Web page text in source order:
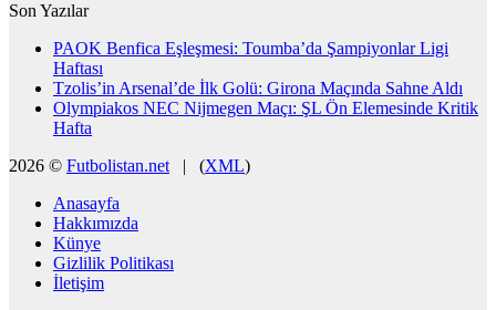
Son Yazılar
PAOK Benfica Eşleşmesi: Toumba’da Şampiyonlar Ligi
Haftası
Tzolis’in Arsenal’de İlk Golü: Girona Maçında Sahne Aldı
Olympiakos NEC Nijmegen Maçı: ŞL Ön Elemesinde Kritik
Hafta
2026 © Futbolistan.net | (XML)
Anasayfa
Hakkımızda
Künye
Gizlilik Politikası
İletişim